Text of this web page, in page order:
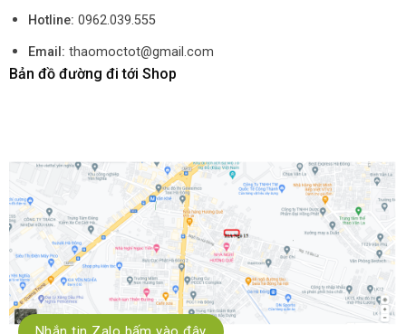
Hotline: 0962.039.555
Email: thaomoctot@gmail.com
Bản đồ đường đi tới Shop